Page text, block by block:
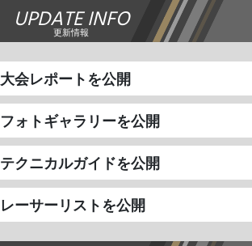
UPDATE INFO
更新情報
大会レポートを公開
フォトギャラリーを公開
テクニカルガイドを公開
レーサーリストを公開